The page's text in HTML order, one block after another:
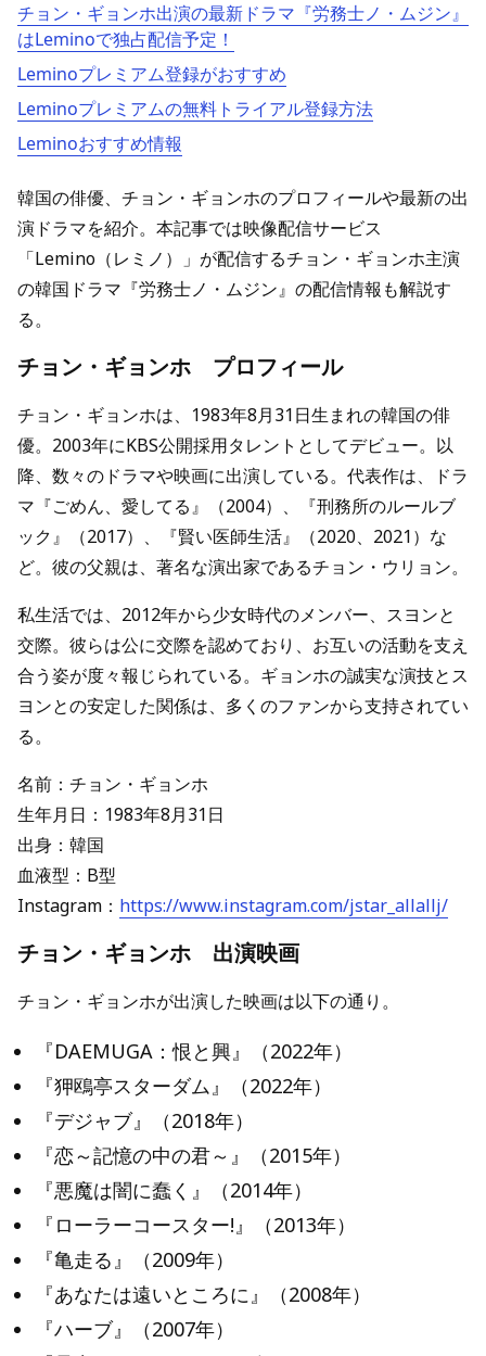
チョン・ギョンホ出演の最新ドラマ『労務士ノ・ムジン』
はLeminoで独占配信予定！
Leminoプレミアム登録がおすすめ
Leminoプレミアムの無料トライアル登録方法
Leminoおすすめ情報
韓国の俳優、チョン・ギョンホのプロフィールや最新の出
演ドラマを紹介。本記事では映像配信サービス
「Lemino（レミノ）」が配信するチョン・ギョンホ主演
の韓国ドラマ『労務士ノ・ムジン』の配信情報も解説す
る。
チョン・ギョンホ プロフィール
チョン・ギョンホは、1983年8月31日生まれの韓国の俳
優。2003年にKBS公開採用タレントとしてデビュー。以
降、数々のドラマや映画に出演している。代表作は、ドラ
マ『ごめん、愛してる』（2004）、『刑務所のルールブ
ック』（2017）、『賢い医師生活』（2020、2021）な
ど。彼の父親は、著名な演出家であるチョン・ウリョン。
私生活では、2012年から少女時代のメンバー、スヨンと
交際。彼らは公に交際を認めており、お互いの活動を支え
合う姿が度々報じられている。ギョンホの誠実な演技とス
ヨンとの安定した関係は、多くのファンから支持されてい
る。
名前：チョン・ギョンホ
生年月日：1983年8月31日
出身：韓国
血液型：B型
Instagram： https://www.instagram.com/jstar_allallj/
チョン・ギョンホ 出演映画
チョン・ギョンホが出演した映画は以下の通り。
『DAEMUGA：恨と興』（2022年）
『狎鴎亭スターダム』（2022年）
『デジャブ』（2018年）
『恋～記憶の中の君～』（2015年）
『悪魔は闇に蠢く』（2014年）
『ローラーコースター!』（2013年）
『亀走る』（2009年）
『あなたは遠いところに』（2008年）
『ハーブ』（2007年）